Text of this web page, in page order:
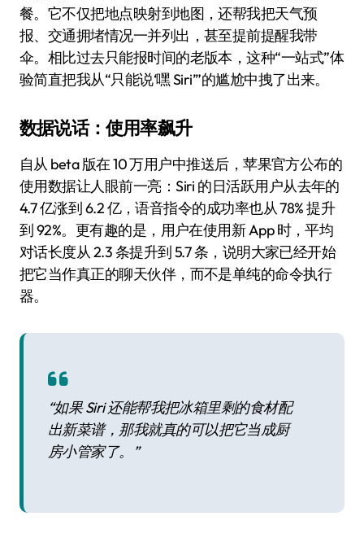
餐。它不仅把地点映射到地图，还帮我把天气预
报、交通拥堵情况一并列出，甚至提前提醒我带
伞。相比过去只能报时间的老版本，这种“一站式”体
验简直把我从“只能说‘嘿 Siri’”的尴尬中拽了出来。
数据说话：使用率飙升
自从 beta 版在 10 万用户中推送后，苹果官方公布的
使用数据让人眼前一亮：Siri 的日活跃用户从去年的
4.7 亿涨到 6.2 亿，语音指令的成功率也从 78% 提升
到 92%。更有趣的是，用户在使用新 App 时，平均
对话长度从 2.3 条提升到 5.7 条，说明大家已经开始
把它当作真正的聊天伙伴，而不是单纯的命令执行
器。
“如果 Siri 还能帮我把冰箱里剩的食材配
出新菜谱，那我就真的可以把它当成厨
房小管家了。”